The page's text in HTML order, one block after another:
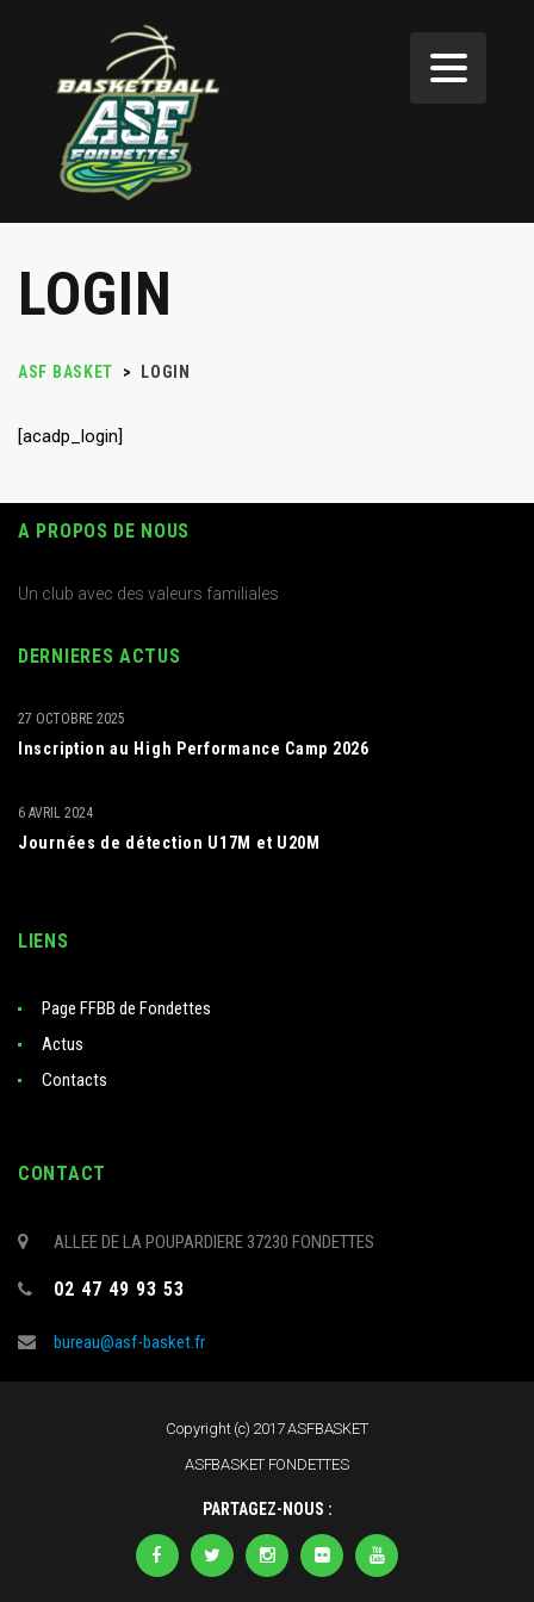
LOGIN
ASF BASKET > LOGIN
[acadp_login]
A PROPOS DE NOUS
Un club avec des valeurs familiales
DERNIERES ACTUS
Inscription au High Performance Camp 2026
27 OCTOBRE 2025
Journées de détection U17M et U20M
6 AVRIL 2024
LIENS
Page FFBB de Fondettes
Actus
Contacts
CONTACT
ALLEE DE LA POUPARDIERE 37230 FONDETTES
02 47 49 93 53
bureau@asf-basket.fr
Copyright (c) 2017 ASFBASKET
ASFBASKET FONDETTES
PARTAGEZ-NOUS :